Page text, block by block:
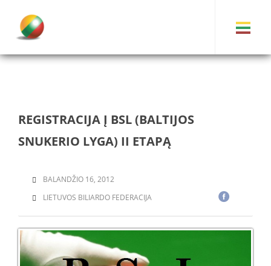
REGISTRACIJA Į BSL (BALTIJOS
SNUKERIO LYGA) II ETAPĄ
BALANDŽIO 16, 2012
LIETUVOS BILIARDO FEDERACIJA